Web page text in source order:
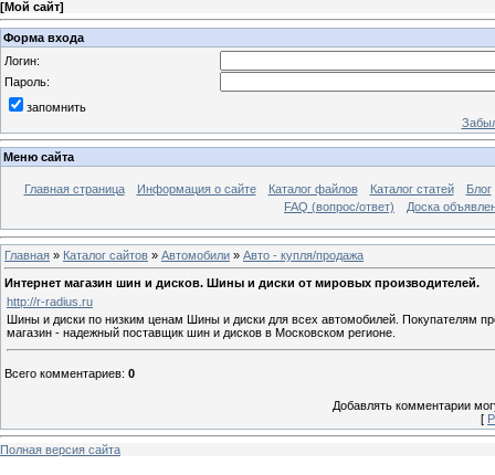
[Мой сайт]
Форма входа
Логин:
Пароль:
запомнить
Меню сайта
Главная страница Информация о сайте Каталог файлов Каталог статей
Блог
FAQ (вопрос/ответ)
Доска
Главная » Каталог сайтов » Автомобили » Авто - купля/продажа
Интернет магазин шин и дисков. Шины и диски от мировых производителей.
http://r-radius.ru
Шины и диски по низким ценам Шины и диски для всех автомобилей. Покупателям
магазин - надежный поставщик шин и дисков в Московском регионе.
Всего комментариев: 0
Добавлять комментарии
[
Полная версия сайта